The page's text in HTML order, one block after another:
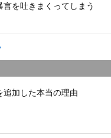
を吐きまくってしまう
追加した本当の理由